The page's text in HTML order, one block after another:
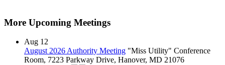
More Upcoming Meetings
Aug 12
August 2026 Authority Meeting "Miss Utility" Conference
Room, 7223 Parkway Drive, Hanover, MD 21076